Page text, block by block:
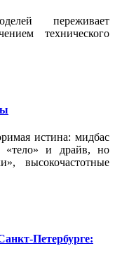
переживает
технического
истина: мидбас
«тело» и драйв, но
высокочастотные
Петербурге: